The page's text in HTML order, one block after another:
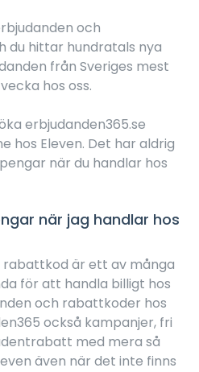
och
du hittar hundratals nya
från Sveriges mest
hos oss.
erbjudanden365.se
hos Eleven. Det har aldrig
när du handlar hos
när jag handlar hos
rabattkod är ett av många
för att handla billigt hos
och rabattkoder hos
också kampanjer, fri
med mera så
även när det inte finns